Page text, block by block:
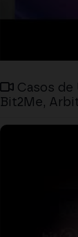
Casos de
Bit2Me,